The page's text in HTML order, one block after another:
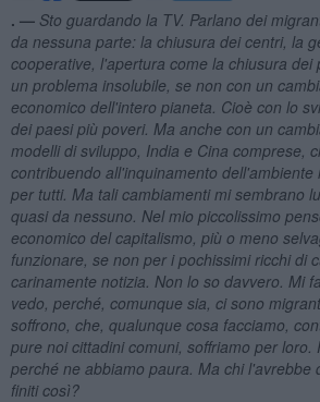
. — Sto guardando la TV. Parlano dei
da nessuna parte: la chiusura dei centri, la
cooperative, l'apertura come la chiusura dei
un problema insolubile, se non con un
economico dell'intero pianeta. Cioè con lo
dei paesi più poveri. Ma anche con un
modelli di sviluppo, India e Cina comprese,
contribuendo all'inquinamento dell'ambiente
per tutti. Ma tali cambiamenti mi sembrano
quasi da nessuno. Nel mio piccolissimo
economico del capitalismo, più o meno
funzionare, se non per i pochissimi ricchi di
carinamente notizia. Non lo so davvero. Mi
vedo, perché, comunque sia, ci sono
soffrono, che , qualunque cosa facciamo,
pure noi cittadini comuni, soffriamo per loro.
perché ne abbiamo paura. Ma chi l'avrebbe
finiti così?